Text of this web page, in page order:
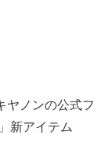
ヤノンの公式フ
新アイテム